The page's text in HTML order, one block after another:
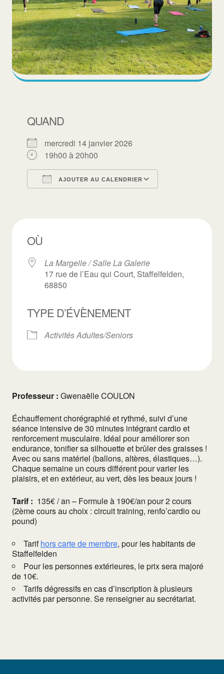
QUAND
mercredi 14 janvier 2026
19h00 à 20h00
AJOUTER AU CALENDRIER
OÙ
La Margelle / Salle La Galerie
17 rue de l’Eau qui Court, Staffelfelden,
68850
TYPE D’ÉVÈNEMENT
Activités Adultes/Seniors
Professeur : Gwenaëlle COULON
Échauffement chorégraphié et rythmé, suivi d’une
séance intensive de 30 minutes intégrant cardio et
renforcement musculaire. Idéal pour améliorer son
endurance, tonifier sa silhouette et brûler des graisses !
Avec ou sans matériel (ballons, altères, élastiques…).
Chaque semaine un cours différent pour varier les
plaisirs, et en extérieur, au vert, dès les beaux jours !
Tarif : 135€ / an – Formule à 190€/an pour 2 cours
(2ème cours au choix : circuit training, renfo’cardio ou
pound)
Tarifhors carte de membre, pour les habitants de
Staffelfelden
Pour les personnes extérieures, le prix sera majoré
de 10€.
Tarifs dégressifs en cas d’inscription à plusieurs
activités par personne. Se renseigner au secrétariat.